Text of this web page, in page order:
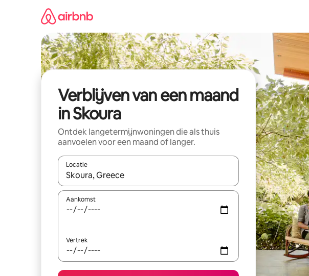
Verblijven van een maand
in Skoura
Ontdek langetermijnwoningen die als thuis
aanvoelen voor een maand of langer.
Locatie
Wanneer er resultaten beschikbaar zijn, maak je een keuze met je de
Aankomst
Vertrek